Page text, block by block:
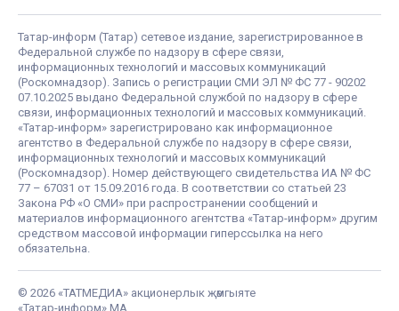
Татар-информ (Татар) сетевое издание, зарегистрированное в
Федеральной службе по надзору в сфере связи,
информационных технологий и массовых коммуникаций
(Роскомнадзор). Запись о регистрации СМИ ЭЛ № ФС 77 - 90202
07.10.2025 выдано Федеральной службой по надзору в сфере
связи, информационных технологий и массовых коммуникаций.
«Татар-информ» зарегистрировано как информационное
агентство в Федеральной службе по надзору в сфере связи,
информационных технологий и массовых коммуникаций
(Роскомнадзор). Номер действующего свидетельства ИА № ФС
77 – 67031 от 15.09.2016 года. В соответствии со статьей 23
Закона РФ «О СМИ» при распространении сообщений и
материалов информационного агентства «Татар-информ» другим
средством массовой информации гиперссылка на него
обязательна.
© 2026 «ТАТМЕДИА» акционерлык җәмгыяте
«Татар-информ» МА